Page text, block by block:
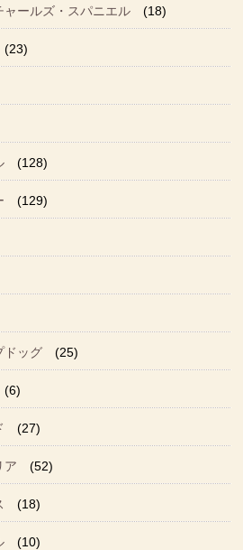
ールズ・スパニエル (18)
(23)
(128)
(129)
ドッグ (25)
(6)
(27)
ア (52)
(18)
(10)